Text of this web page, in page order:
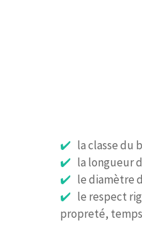
la classe du
la longueur
le diamètre
le respect
propreté,